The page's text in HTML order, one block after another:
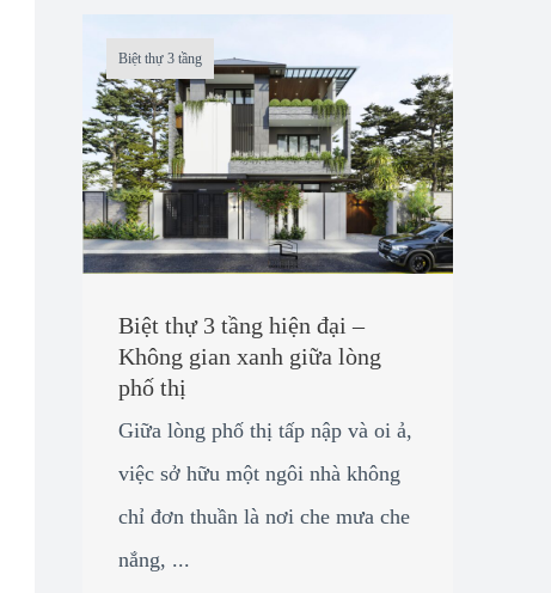
Biệt thự 3 tầng
Biệt thự 3 tầng hiện đại –
Không gian xanh giữa lòng
phố thị
Giữa lòng phố thị tấp nập và oi ả,
việc sở hữu một ngôi nhà không
chỉ đơn thuần là nơi che mưa che
nắng, ...